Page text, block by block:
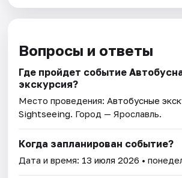
Вопросы и ответы
Где пройдет событие
экскурсия?
Место проведения:Автобусные
Sightseeing. Город — Ярославль.
Когда запланирован событие?
Дата и время: 13 июля 2026 •